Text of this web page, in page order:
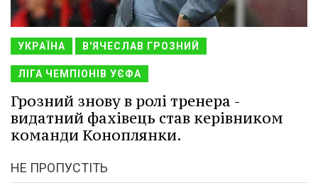
УКРАЇНА В'ЯЧЕСЛАВ ГРОЗНИЙ
ЛІГА ЧЕМПІОНІВ УЄФА
Грозний знову в ролі тренера -
видатний фахівець став керівником
команди Коноплянки.
НЕ ПРОПУСТІТЬ